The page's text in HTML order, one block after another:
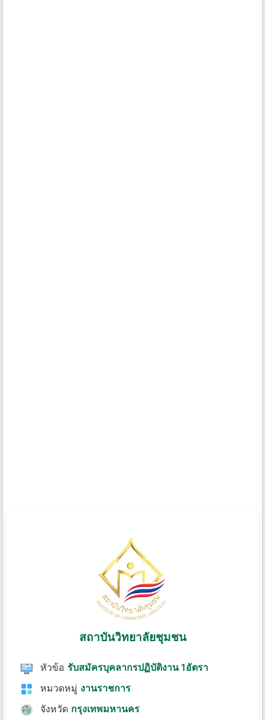
สถาบันวิทยาลัยชุมชน
หัวข้อ รับสมัครบุคลากรปฏิบัติงาน 1อัตรา
หมวดหมู่ งานราชการ
จังหวัด กรุงเทพมหานคร